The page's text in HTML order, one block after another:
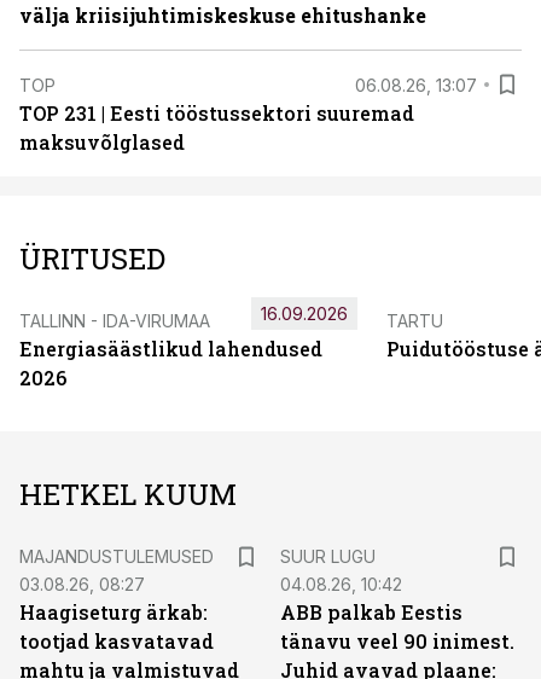
välja kriisijuhtimiskeskuse ehitushanke
TOP 06.08.26, 13:07
TOP 231 | Eesti tööstussektori suuremad
maksuvõlglased
ÜRITUSED
TALLINN - IDA-VIRUMAA
Energiasäästlikud lahendused
2026
16.09.2026 TARTU
Puidutööstuse
HETKEL KUUM
MAJANDUSTULEMUSED
03.08.26, 08:27
Haagiseturg ärkab:
tootjad kasvatavad
mahtu ja valmistuvad
SUUR LUGU
04.08.26, 10:42
ABB palkab Eestis
tänavu veel 90 inimest.
Juhid avavad plaane: